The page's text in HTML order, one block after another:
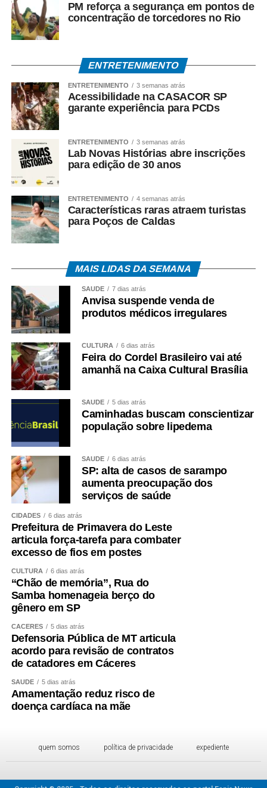
PM reforça a segurança em pontos de
concentração de torcedores no Rio
ENTRETENIMENTO
ENTRETENIMENTO 3 semanas atrás
Acessibilidade na CASACOR SP
garante experiência para PCDs
ENTRETENIMENTO 3 semanas atrás
Lab Novas Histórias abre inscrições
para edição de 30 anos
ENTRETENIMENTO 4 semanas atrás
Características raras atraem turistas
para Poços de Caldas
MAIS LIDAS DA SEMANA
SAÚDE 7 dias atrás
Anvisa suspende venda de
produtos médicos irregulares
CULTURA 6 dias atrás
Feira do Cordel Brasileiro vai até
amanhã na Caixa Cultural Brasília
SAÚDE 5 dias atrás
Caminhadas buscam conscientizar
população sobre lipedema
SAÚDE 6 dias atrás
SP: alta de casos de sarampo
aumenta preocupação dos
serviços de saúde
CIDADES 6 dias atrás
Prefeitura de Primavera do Leste
articula força-tarefa para combater
excesso de fios em postes
CULTURA 6 dias atrás
“Chão de memória”, Rua do
Samba homenageia berço do
gênero em SP
CÁCERES 5 dias atrás
Defensoria Pública de MT articula
acordo para revisão de contratos
de catadores em Cáceres
SAÚDE 5 dias atrás
Amamentação reduz risco de
doença cardíaca na mãe
quem somos política de privacidade expediente